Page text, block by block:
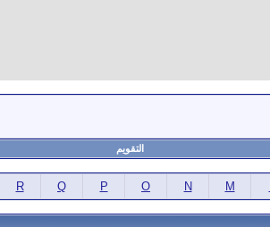
التقويم
M
N
O
P
Q
R